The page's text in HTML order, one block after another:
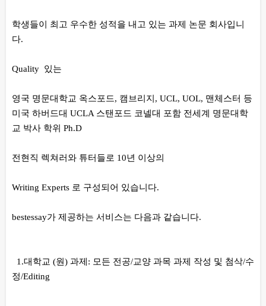
학생들이 최고 우수한 성적을 내고 있는 과제 논문 회사입니
다.
Quality 있는
영국 명문대학교 옥스포드, 캠브리지, UCL, UOL, 맨체스터 등
미국 하버드대 UCLA 스탠포드 코넬대 포함 전세계 명문대학
교 박사 학위 Ph.D
전현직 렉쳐러와 튜터들로 10년 이상의
Writing Experts 로 구성되어 있습니다.
bestessay가 제공하는 서비스는 다음과 같습니다.
1.대학교 (원) 과제: 모든 전공/교양 과목 과제 작성 및 첨삭/수
정/Editing